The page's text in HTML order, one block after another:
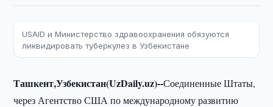
USAID и Министерство здравоохранения обязуются
ликвидировать туберкулез в Узбекистане
Ташкент,Узбекистан(UzDaily.uz)--Соединенные Штаты,
через Агентство США по международному развитию